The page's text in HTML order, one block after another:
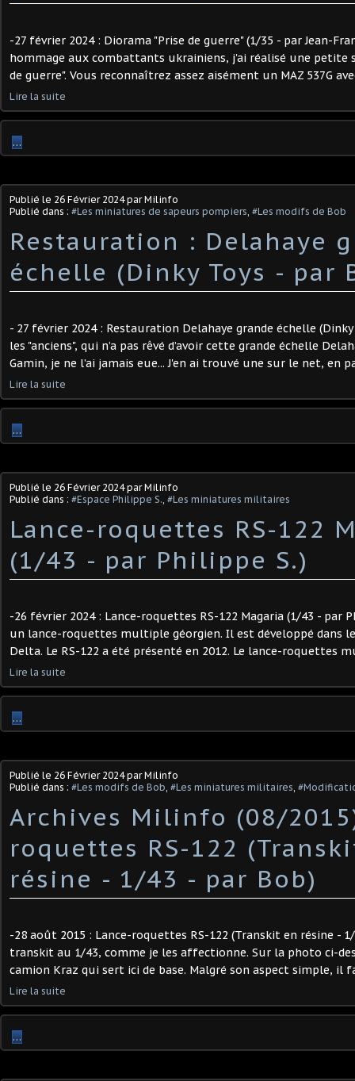
-27 février 2024 : Diorama "Prise de guerre" (1/35 - par Jean-
hommage aux combattants ukrainiens, j'ai réalisé une petite
de guerre". Vous reconnaîtrez assez aisément un MAZ 537G
Lire la suite
…
Publié le 26 Février 2024par Milinfo
Publié dans : #Les miniatures de sapeurs pompiers, #Les modifs de Bob
Restauration : Delahaye
échelle (Dinky Toys - par
- 27 février 2024 : Restauration Delahaye grande échelle
les "anciens", qui n’a pas rêvé d’avoir cette grande échelle
Gamin, je ne l’ai jamais eue... J'en ai trouvé une sur le net, en
Lire la suite
…
Publié le 26 Février 2024par Milinfo
Publié dans : #Espace Philippe S., #Les miniatures militaires
Lance-roquettes RS-122
(1/43 - par Philippe S.) ​
-26 février 2024 : Lance-roquettes RS-122 Magaria (1/43 - par
un lance-roquettes multiple géorgien. Il est développé dans
Delta. Le RS-122 a été présenté en 2012. Le lance-roquettes
Lire la suite
…
Publié le 26 Février 2024par Milinfo
Publié dans : #Les modifs de Bob, #Les miniatures militaires,
Archives Milinfo (08/
roquettes RS-122
résine - 1/43 - par Bob) ​
-28 août 2015 : Lance-roquettes RS-122 (Transkit en résine -
transkit au 1/43, comme je les affectionne. Sur la photo ci-
camion Kraz qui sert ici de base. Malgré son aspect simple, il
Lire la suite
…